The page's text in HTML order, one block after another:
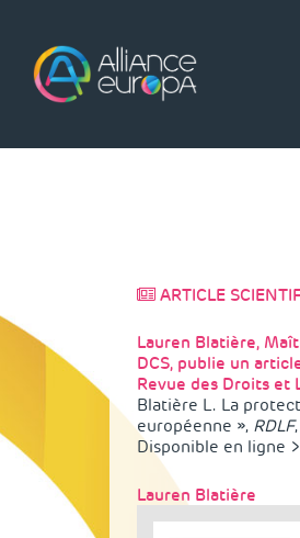
content
ARTICLE
Lauren Blatière,
DCS, publie un
Revue des Droits et
Blatière L. La
européenne », RDLF
Disponible en ligne
Lauren Blatière